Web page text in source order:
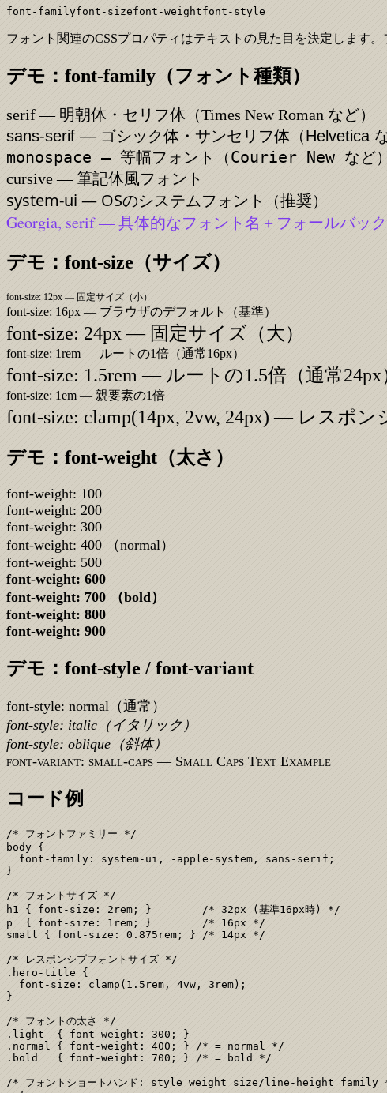
font-familyfont-sizefont-weightfont-style
フォント関連のCSSプロパティはテキストの見た目を決定します
デモ：font-family（フォント種類）
serif — 明朝体・セリフ体（Times New Roman など）
sans-serif — ゴシック体・サンセリフ体（Helvetica な
monospace — 等幅フォント（Courier New など）
cursive — 筆記体風フォント
system-ui — OSのシステムフォント（推奨）
Georgia, serif — 具体的なフォント名＋フォールバック
デモ：font-size（サイズ）
font-size: 12px — 固定サイズ（小）
font-size: 16px — ブラウザのデフォルト（基準）
font-size: 24px — 固定サイズ（大）
font-size: 1rem — ルートの1倍（通常16px）
font-size: 1.5rem — ルートの1.5倍（通常24px
font-size: 1em — 親要素の1倍
font-size: clamp(14px, 2vw, 24px) — レスポン
デモ：font-weight（太さ）
font-weight: 100
font-weight: 200
font-weight: 300
font-weight: 400
（normal）
font-weight: 500
font-weight: 600
font-weight: 700
（bold）
font-weight: 800
font-weight: 900
デモ：font-style / font-variant
font-style: normal（通常）
font-style: italic（イタリック）
font-style: oblique（斜体）
font-variant: small-caps — Small Caps Text Example
コード例
/* フォントファミリー */
body {
  font-family: system-ui, -apple-system, sans-serif;
}
/* フォントサイズ */
h1 { font-size: 2rem; }        /* 32px (基準16px時) */
p  { font-size: 1rem; }        /* 16px */
small { font-size: 0.875rem; } /* 14px */
/* レスポンシブフォントサイズ */
.hero-title {
  font-size: clamp(1.5rem, 4vw, 3rem);
}
/* フォントの太さ */
.light  { font-weight: 300; }
.normal { font-weight: 400; } /* = normal */
.bold   { font-weight: 700; } /* = bold */
/* フォントショートハンド: style weight size/line-height family